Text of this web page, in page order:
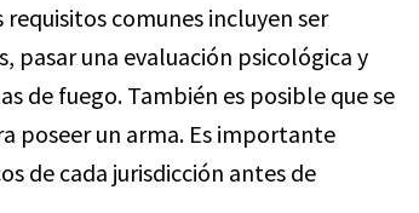
comunes incluyen ser
pasar una evaluación psicológica y
de fuego. También es posible que se
poseer un arma. Es importante
de cada jurisdicción antes de